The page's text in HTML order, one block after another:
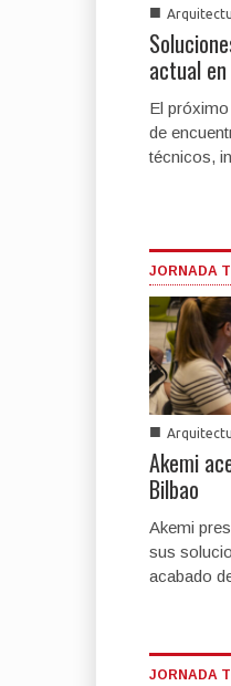
■
actual en
El
de
técnicos,
JORNADA
■
Akemi
Bilbao
Akemi
sus
acabado
JORNADA